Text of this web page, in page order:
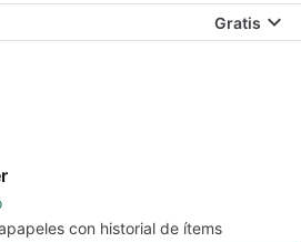
Gratis
con historial de ítems